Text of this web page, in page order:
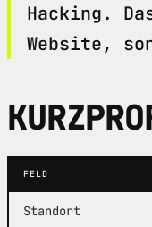
Hacking.
Website,
FELD
Standort